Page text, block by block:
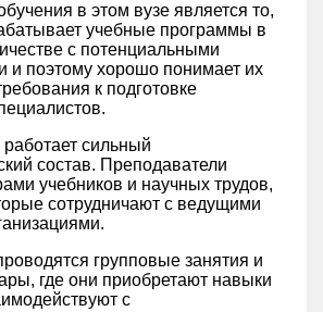
в этом вузе является то,
учебные программы в
с потенциальными
и поэтому хорошо понимает их
к подготовке
работает сильный
состав. Преподаватели
учебников и научных трудов,
сотрудничают с ведущими
групповые занятия и
где они приобретают навыки
с